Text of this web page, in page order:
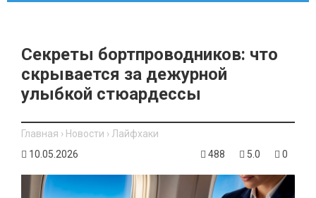
Секреты бортпроводников: что
скрывается за дежурной
улыбкой стюардессы
Главная › Новости › Лайфхаки
10.05.2026
488 5.0 0